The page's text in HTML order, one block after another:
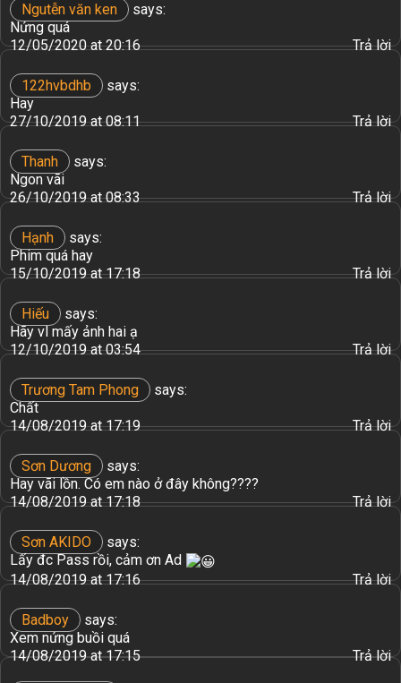
Ngutễn văn ken
says:
Nứng quá
12/05/2020 at 20:16
Trả lời
122hvbdhb
says:
Hay
27/10/2019 at 08:11
Trả lời
Thanh
says:
Ngon vãi
26/10/2019 at 08:33
Trả lời
Hạnh
says:
Phim quá hay
15/10/2019 at 17:18
Trả lời
Hiếu
says:
Hãy vl mấy ảnh hai ạ
12/10/2019 at 03:54
Trả lời
Trương Tam Phong
says:
Chất
14/08/2019 at 17:19
Trả lời
Sơn Dương
says:
Hay vãi lồn. Có em nào ở đây không????
14/08/2019 at 17:18
Trả lời
Sơn AKIDO
says:
Lấy đc Pass rồi, cảm ơn Ad
14/08/2019 at 17:16
Trả lời
Badboy
says:
Xem nứng buồi quá
14/08/2019 at 17:15
Trả lời